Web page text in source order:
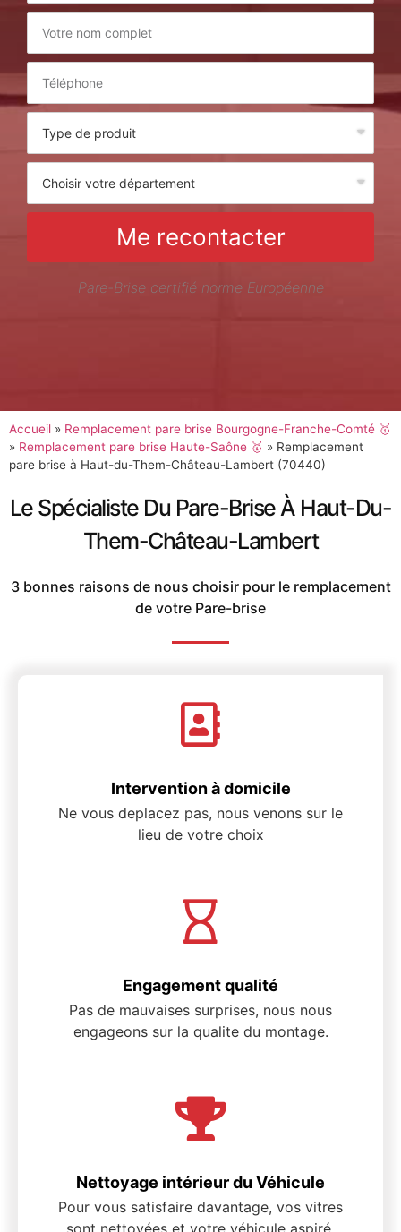
Me recontacter
Pare-Brise certifié norme Européenne
Accueil » Remplacement pare brise Bourgogne-Franche-Comté 🥇
» Remplacement pare brise Haute-Saône 🥇 » Remplacement
pare brise à Haut-du-Them-Château-Lambert (70440)
Le Spécialiste Du Pare-Brise À Haut-Du-
Them-Château-Lambert
3 bonnes raisons de nous choisir pour le remplacement
de votre Pare-brise
Intervention à domicile
Ne vous deplacez pas, nous venons sur le
lieu de votre choix
Engagement qualité
Pas de mauvaises surprises, nous nous
engageons sur la qualite du montage.
Nettoyage intérieur du Véhicule
Pour vous satisfaire davantage, vos vitres
sont nettoyées et votre véhicule aspiré.